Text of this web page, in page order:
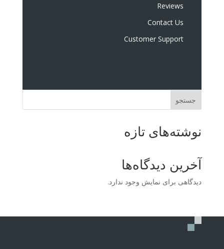
Reviews
Contact Us
Customer Support
جستجو
نوشته‌های تازه
آخرین دیدگاه‌ها
دیدگاهی برای نمایش وجود ندارد.